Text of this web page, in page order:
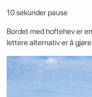
10 sekunder pause
Bordet med hoftehev er
lettere alternativ er å